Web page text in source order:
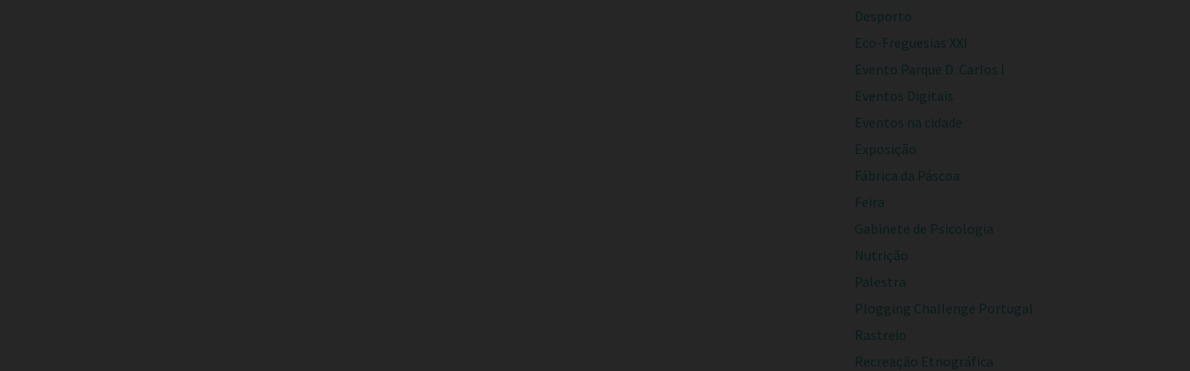
Desporto
Eco-Freguesias XXI
Evento Parque D. Carlos I
Eventos Digitais
Eventos na cidade
Exposição
Fábrica da Páscoa
Feira
Gabinete de Psicologia
Nutrição
Palestra
Plogging Challenge Portugal
Rastreio
Recreação Etnográfica